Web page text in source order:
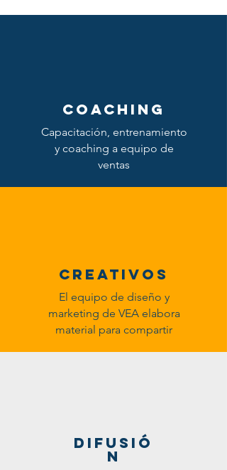
coaching
Capacitación, entrenamiento
y coaching a equipo de
ventas
creativos
El equipo de diseño y
marketing de VEA elabora
material para compartir
difusió
n